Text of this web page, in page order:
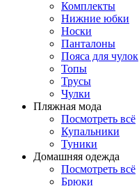
Комплекты
Нижние юбки
Носки
Панталоны
Поясa для чулок
Топы
Трусы
Чулки
Пляжная мода
Посмотреть всё
Купальники
Туники
Домашняя одежда
Посмотреть всё
Брюки